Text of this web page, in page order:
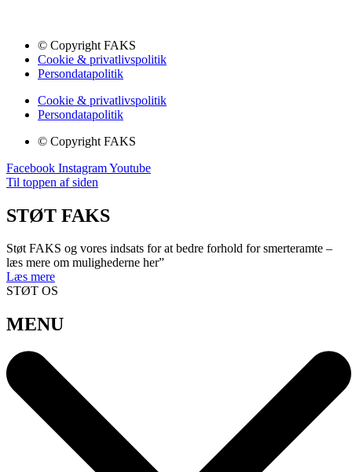
© Copyright FAKS
Cookie & privatlivspolitik
Persondatapolitik
Cookie & privatlivspolitik
Persondatapolitik
© Copyright FAKS
Facebook InstagramYoutube
Til toppen af siden
STØT FAKS
Støt FAKS og vores indsats for at bedre forhold for smerteramte –
læs mere om mulighederne her”
Læs mere
STØT OS
MENU